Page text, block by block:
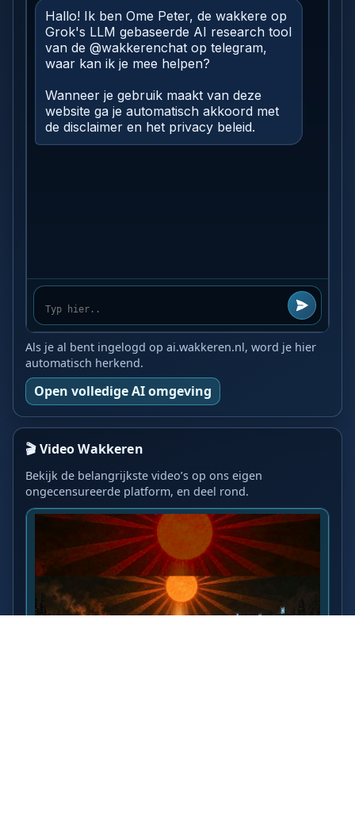
Als je al bent ingelogd op ai.wakkeren.nl, word je hier
automatisch herkend.
Open volledige AI omgeving
🎬 Video Wakkeren
Bekijk de belangrijkste video’s op ons eigen
ongecensureerde platform, en deel rond.